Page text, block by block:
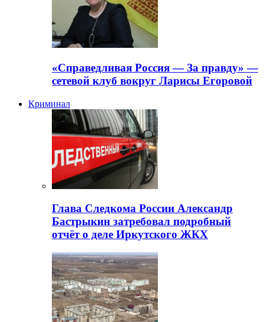
«Справедливая Россия — За правду» —
сетевой клуб вокруг Ларисы Егоровой
Криминал
Глава Следкома России Александр
Бастрыкин затребовал подробный
отчёт о деле Иркутского ЖКХ